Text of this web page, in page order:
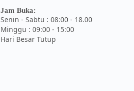
Jam Buka:
Senin - Sabtu : 08:00 - 18.00
Minggu : 09:00 - 15:00
Hari Besar Tutup